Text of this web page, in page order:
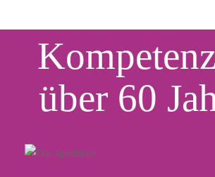
über 60